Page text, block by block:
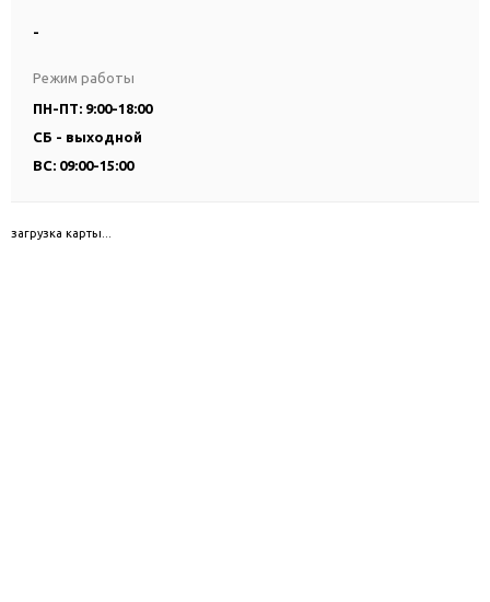
-
Режим работы
ПН-ПТ: 9:00-18:00
СБ - выходной
ВС: 09:00-15:00
загрузка карты...